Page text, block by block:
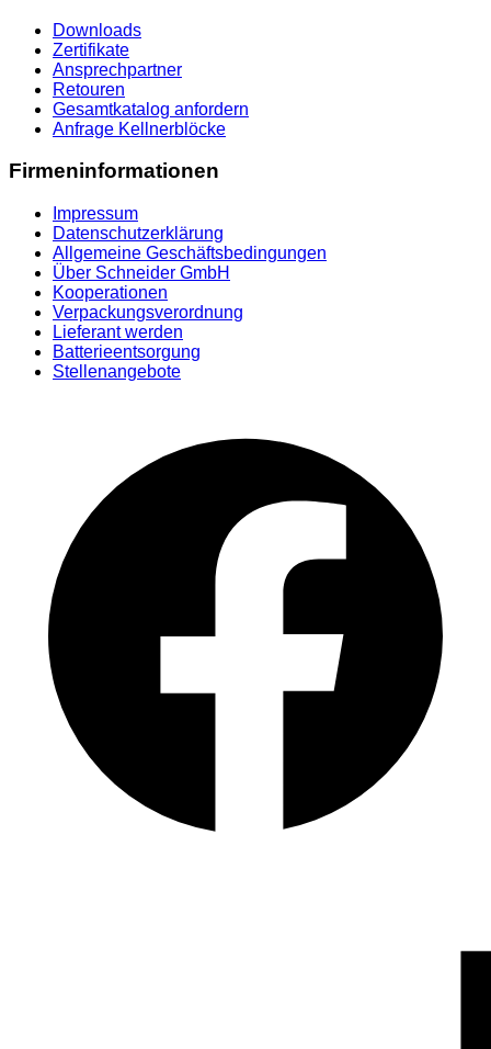
Downloads
Zertifikate
Ansprechpartner
Retouren
Gesamtkatalog anfordern
Anfrage Kellnerblöcke
Firmeninformationen
Impressum
Datenschutzerklärung
Allgemeine Geschäftsbedingungen
Über Schneider GmbH
Kooperationen
Verpackungsverordnung
Lieferant werden
Batterieentsorgung
Stellenangebote